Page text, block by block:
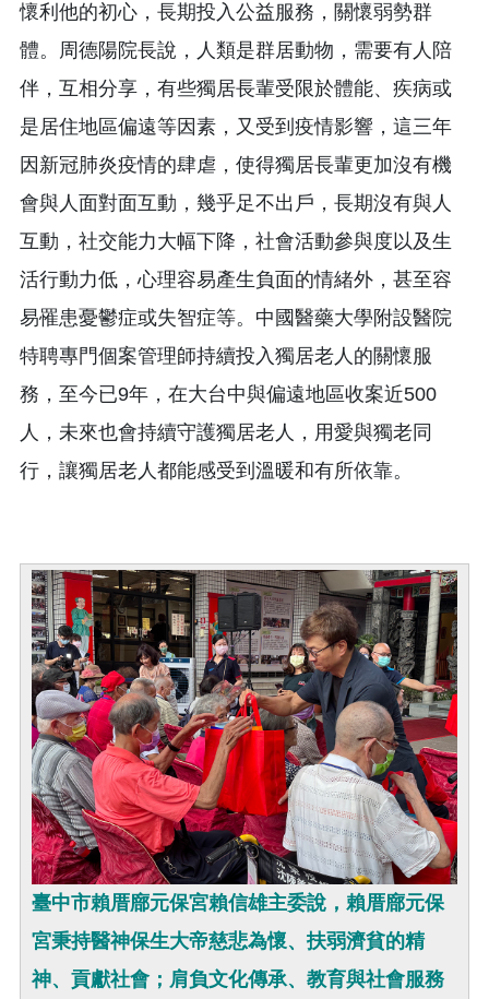
懷利他的初心，長期投入公益服務，關懷弱勢群
體。周德陽院長說，人類是群居動物，需要有人陪
伴，互相分享，有些獨居長輩受限於體能、疾病或
是居住地區偏遠等因素，又受到疫情影響，這三年
因新冠肺炎疫情的肆虐，使得獨居長輩更加沒有機
會與人面對面互動，幾乎足不出戶，長期沒有與人
互動，社交能力大幅下降，社會活動參與度以及生
活行動力低，心理容易產生負面的情緒外，甚至容
易罹患憂鬱症或失智症等。中國醫藥大學附設醫院
特聘專門個案管理師持續投入獨居老人的關懷服
務，至今已9年，在大台中與偏遠地區收案近500
人，未來也會持續守護獨居老人，用愛與獨老同
行，讓獨居老人都能感受到溫暖和有所依靠。
臺中市賴厝廍元保宮賴信雄主委說，賴厝廍元保
宮秉持醫神保生大帝慈悲為懷、扶弱濟貧的精
神、貢獻社會；肩負文化傳承、教育與社會服務